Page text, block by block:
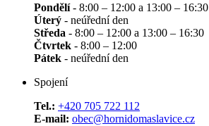
Pondělí- 8:00 – 12:00 a 13:00 – 16:30
Úterý - neúřední den
Středa - 8:00 – 12:00 a 13:00 – 16:30
Čtvrtek - 8:00 – 12:00
Pátek - neúřední den
Spojení
Tel.: +420 705 722 112
E-mail: obec@hornidomaslavice.cz